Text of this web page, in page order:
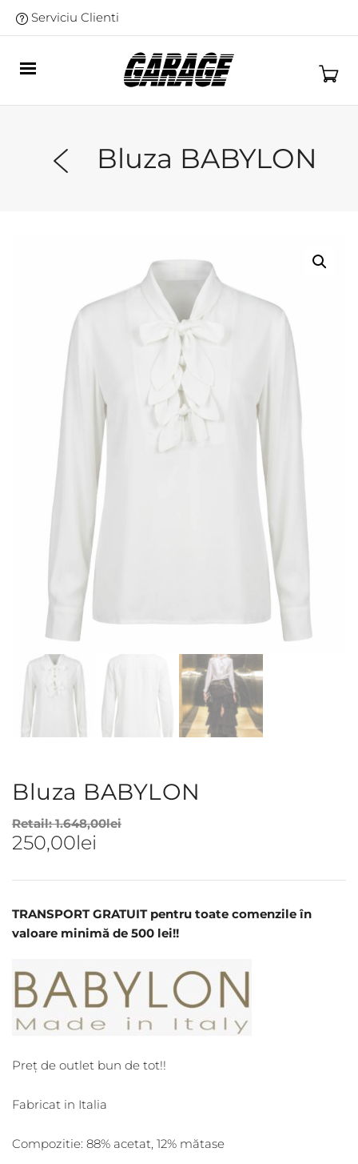
Serviciu Clienti
Bluza BABYLON
Bluza BABYLON
Retail:1.648,00lei
250,00lei
TRANSPORT GRATUIT pentru toate comenzile în
valoare minimă de 500 lei!!
Preț de outlet bun de tot!!
Fabricat in Italia
Compozitie: 88% acetat, 12% mătase